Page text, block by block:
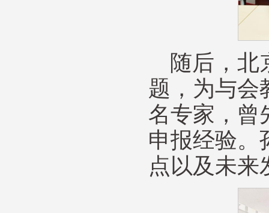
随后，北
题，为与会
名专家，曾
申报经验。
点以及未来